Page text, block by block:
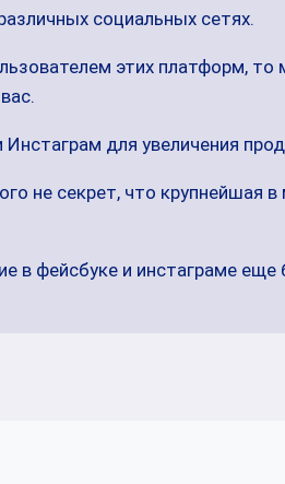
социальных сетях.
этих платформ,
для увеличения
не секрет, что крупнейшая в
в фейсбуке и инстаграме